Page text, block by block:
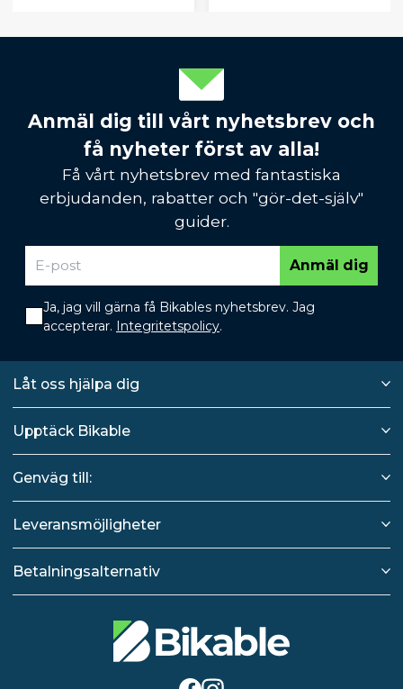
Anmäl dig till vårt nyhetsbrev och
få nyheter först av alla!
Få vårt nyhetsbrev med fantastiska
erbjudanden, rabatter och "gör-det-själv"
guider.
Anmäl dig
Ja, jag vill gärna få Bikables nyhetsbrev. Jag
accepterar. Integritetspolicy.
Låt oss hjälpa dig
Upptäck Bikable
Genväg till:
Leveransmöjligheter
Betalningsalternativ